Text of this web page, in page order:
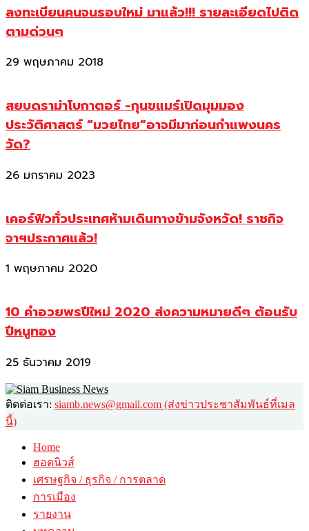
ลงทะเบียนคนจนรอบใหม่ มาแล้ว!!! รายละเอียดไปติด
ตามด่วนๆ
29 พฤษภาคม 2018
สยบดราม่าโบกาตอร์ -กุนขแมร์เปิดมุมมอง
ประวัติศาสตร์ “มวยไทย”อาจมีมาก่อนกำแพงนคร
วัด?
26 มกราคม 2023
เคอร์ฟิวทั่วประเทศห้ามเดินทางข้ามจังหวัด! ราชกิจ
จาฯประกาศแล้ว!
1 พฤษภาคม 2020
10 คำอวยพรปีใหม่ 2020 ส่งความหมายดีๆ ต้อนรับ
ปีหนูทอง
25 ธันวาคม 2019
ติดต่อเรา: siamb.news@gmail.com (ส่งข่าวประชาสัมพันธ์ที่เมล
นี้)
Home
ฮอตนิวส์
เศรษฐกิจ / ธุรกิจ / การตลาด
การเมือง
รายงาน